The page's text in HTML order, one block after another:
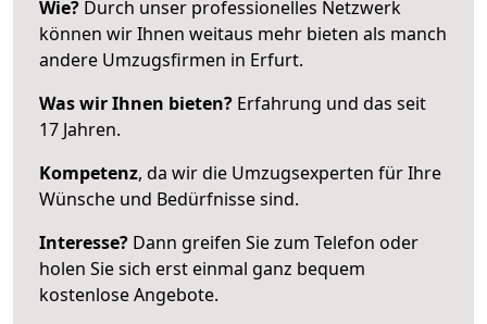
Wie? Durch unser professionelles Netzwerk
können wir Ihnen weitaus mehr bieten als manch
andere Umzugsfirmen in Erfurt.
Was wir Ihnen bieten? Erfahrung und das seit
17 Jahren.
Kompetenz, da wir die Umzugsexperten für Ihre
Wünsche und Bedürfnisse sind.
Interesse? Dann greifen Sie zum Telefon oder
holen Sie sich erst einmal ganz bequem
kostenlose Angebote.